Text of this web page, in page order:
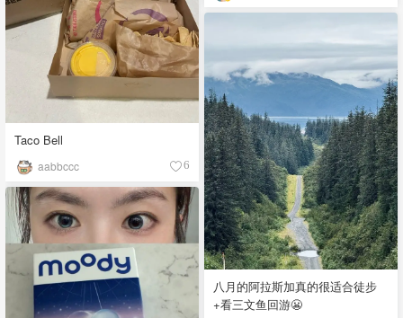
Taco Bell
aabbccc 6
八月的阿拉斯加真的很适合徒步
+看三文鱼回游😬